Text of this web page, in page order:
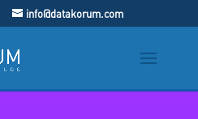
info@datakorum.com